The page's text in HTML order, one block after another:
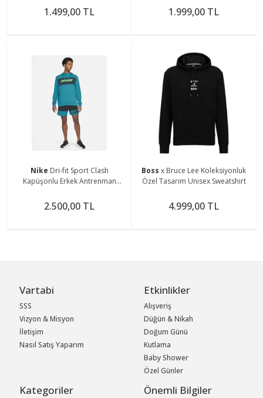
1.499,00 TL 1.999,00 TL
Nike Dri-fıt Sport Clash
Kapüşonlu Erkek Antrenman
2.500,00 TL
Boss x Bruce Lee Koleksiyonluk
Özel Tasarım Unisex Sweatshirt
4.999,00 TL
Vartabi
SSS
Vizyon & Misyon
İletişim
Nasıl Satış Yaparım
Etkinlikler
Alışveriş
Düğün & Nikah
Doğum Günü
Kutlama
Baby Shower
Özel Günler
Kategoriler Önemli Bilgiler